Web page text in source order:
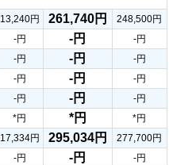
13,240円 261,740円
248,500円
-円 -円
-円
-円 -円
-円
-円 -円
-円
-円 -円
-円
*円 *円
*円
17,334円 295,034円
277,700円
-円 -円 -円